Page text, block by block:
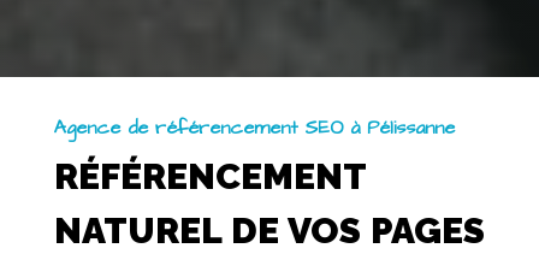
Agence de référencement SEO à Pélissanne
RÉFÉRENCEMENT
NATUREL DE VOS PAGES